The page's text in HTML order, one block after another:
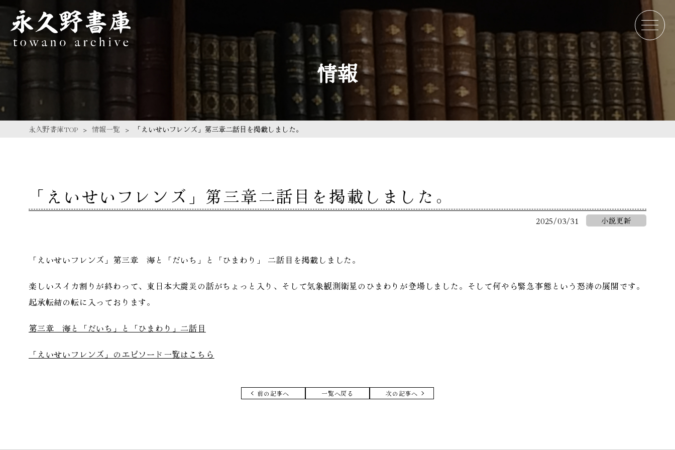
情報
永久野書庫TOP 情報一覧 「えいせいフレンズ」第三章二話目を掲載しました。
「えいせいフレンズ」第三章二話目を掲載しました。
2025/03/31 小説更新
「えいせいフレンズ」第三章 海と「だいち」と「ひまわり」 二話目を掲載しました。
楽しいスイカ割りが終わって、東日本大震災の話がちょっと入り、そして気象観測衛星のひまわりが登場しました。そして何やら緊急事態という怒涛の展開です。
起承転結の転に入っております。
第三章 海と「だいち」と「ひまわり」二話目
「えいせいフレンズ」のエピソード一覧はこちら
前の記事へ 一覧へ戻る 次の記事へ